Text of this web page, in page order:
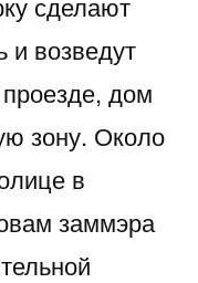
и возведут
дом
зону. Около
в
заммэра